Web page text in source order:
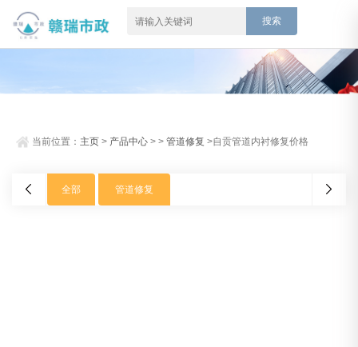
当前位置： 主页 > 产品中心 > >管道修复 >自贡管道内衬修复价格
全部 管道修复